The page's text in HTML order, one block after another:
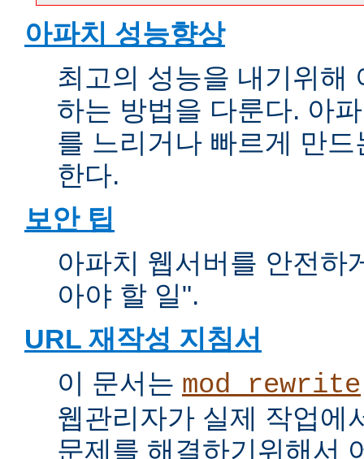
아파치 성능향상
최고의 성능을 내기위해
하는 방법을 다룬다. 아
를 느리거나 빠르게 만
한다.
보안 팁
아파치 웹서버를 안전하
아야 할 일".
URL 재작성 지침서
이 문서는 mod_rewrite
웹관리자가 실제 작업에
문제를 해결하기위해서